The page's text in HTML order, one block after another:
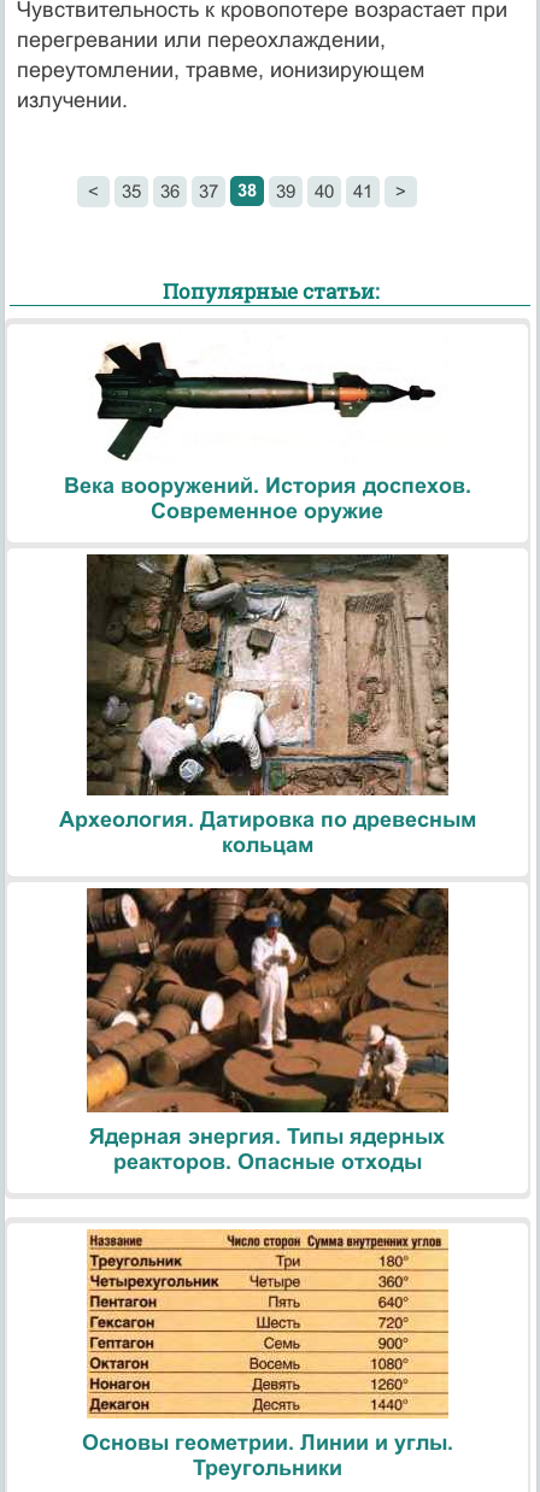
Чувствительность к кровопотере возрастает при
перегревании или переохлаждении,
переутомлении, травме, ионизирующем
излучении.
< 35 36 37 38 39 40 41 >
Популярные статьи:
Века вооружений. История доспехов.
Современное оружие
Археология. Датировка по древесным
кольцам
Ядерная энергия. Типы ядерных
реакторов. Опасные отходы
Основы геометрии. Линии и углы.
Треугольники